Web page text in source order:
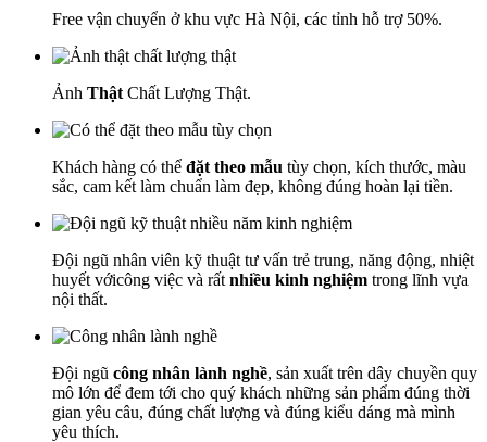
Free vận chuyển ở khu vực Hà Nội, các tỉnh hỗ trợ 50%.
Ảnh Thật Chất Lượng Thật.
Khách hàng có thể đặt theo mẫu tùy chọn, kích thước, màu
sắc, cam kết làm chuẩn làm đẹp, không đúng hoàn lại tiền.
Đội ngũ nhân viên kỹ thuật tư vấn trẻ trung, năng động, nhiệt
huyết vớicông việc và rất nhiều kinh nghiệm trong lĩnh vựa
nội thất.
Đội ngũ công nhân lành nghề, sản xuất trên dây chuyền quy
mô lớn để đem tới cho quý khách những sản phẩm đúng thời
gian yêu câu, đúng chất lượng và đúng kiểu dáng mà mình
yêu thích.